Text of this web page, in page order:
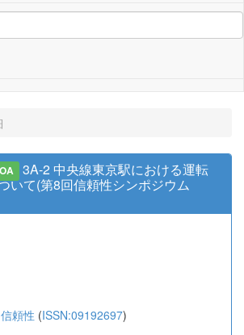
OA
3A-2 中央線東京駅における運転
いて(第8回信頼性シンポジウム
頼性 (ISSN:09192697)